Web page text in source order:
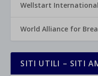
Wellstart International
World Alliance for
SITI UTILI – SITI